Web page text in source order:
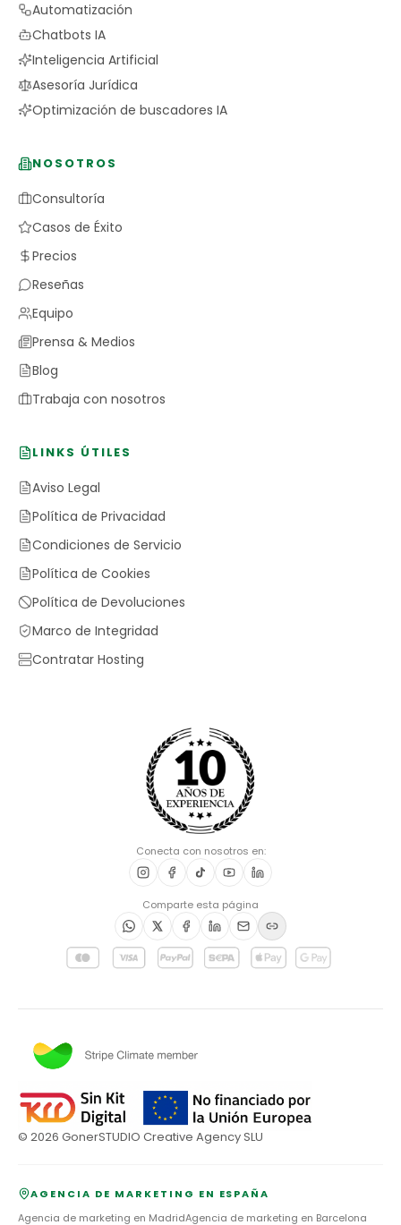
Automatización
Chatbots IA
Inteligencia Artificial
Asesoría Jurídica
Optimización de buscadores IA
NOSOTROS
Consultoría
Casos de Éxito
Precios
Reseñas
Equipo
Prensa & Medios
Blog
Trabaja con nosotros
LINKS ÚTILES
Aviso Legal
Política de Privacidad
Condiciones de Servicio
Política de Cookies
Política de Devoluciones
Marco de Integridad
Contratar Hosting
Conecta con nosotros en:
Comparte esta página
© 2026 GonerSTUDIO Creative Agency SLU
AGENCIA DE MARKETING EN ESPAÑA
Agencia de marketing en MadridAgencia de marketing en Barcelona